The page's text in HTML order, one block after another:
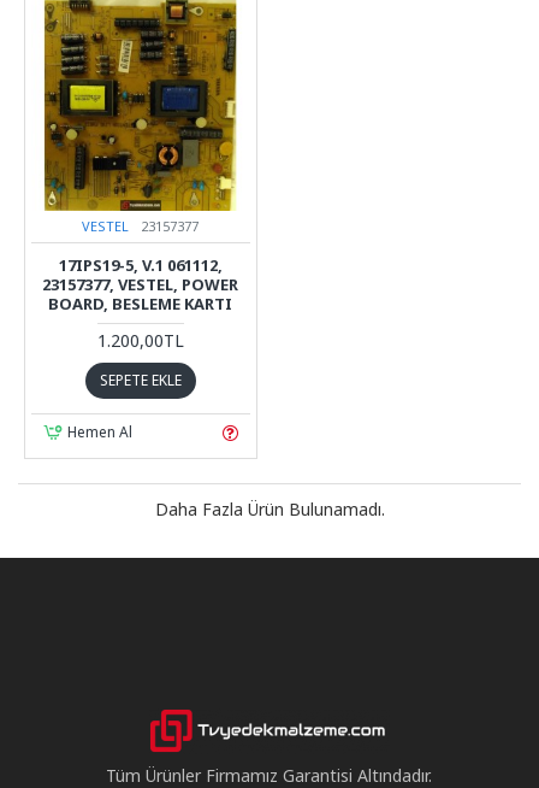
VESTEL 23157377
17IPS19-5, V.1 061112,
23157377, VESTEL, POWER
BOARD, BESLEME KARTI
1.200,00TL
SEPETE EKLE
Hemen Al
Daha Fazla Ürün Bulunamadı.
Tüm Ürünler Firmamız Garantisi Altındadır.